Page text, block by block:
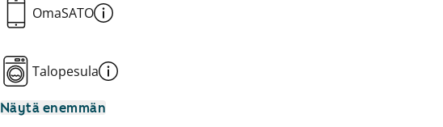
OmaSATO
Talopesula
Näytä enemmän